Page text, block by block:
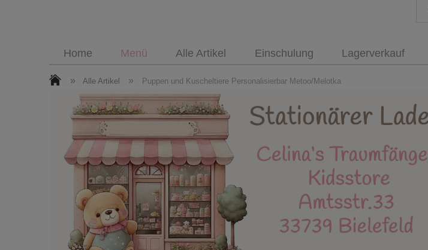
Home Menü Alle Artikel Einschulung Lagerverkauf
Roller + Helme Kinderzimmermöbel Holzspielzeug
Puppen / Kuscheltiere Ostern Neue Produkte Stapelstein
Facebook Kontakt / Impressum Instagram
» Alle Artikel » Puppen und Kuscheltiere Personalisierbar Metoo/Melotka